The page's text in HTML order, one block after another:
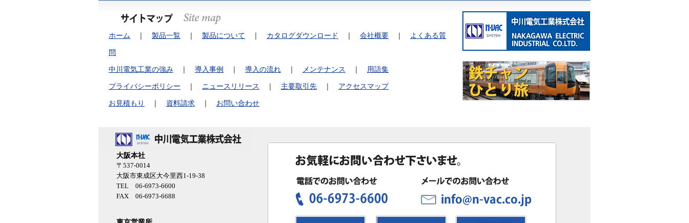
ホーム ｜ 製品一覧 ｜ 製品について ｜ カタログダウンロード ｜ 会社概要 ｜ よくある質
問
中川電気工業の強み ｜ 導入事例 ｜ 導入の流れ ｜ メンテナンス ｜ 用語集
プライバシーポリシー ｜ ニュースリリース ｜ 主要取引先 ｜ アクセスマップ
お見積もり ｜ 資料請求 ｜ お問い合わせ
大阪本社
〒537-0014
大阪市東成区大今里西1-19-38
TEL 06-6973-6600
FAX 06-6973-6688